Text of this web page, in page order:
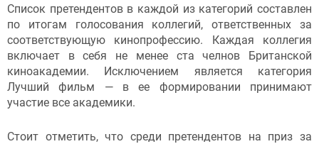
Список претендентов в каждой из категорий составлен
по итогам голосования коллегий, ответственных за
соответствующую кинопрофессию. Каждая коллегия
включает в себя не менее ста челнов Британской
киноакадемии. Исключением является категория
Лучший фильм — в ее формировании принимают
участие все академики.
Стоит отметить, что среди претендентов на приз за